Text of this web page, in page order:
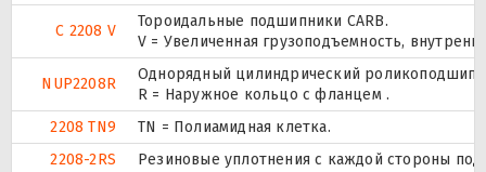
C 2208 V
Тороидальные подшипники CARB.
V = Увеличенная грузоподъемность,
NUP2208R
Однорядный цилиндрический
R = Наружное кольцо с фланцем .
2208 TN9
TN = Полиамидная клетка.
2208-2RS
Резиновые уплотнения с каждой стороны